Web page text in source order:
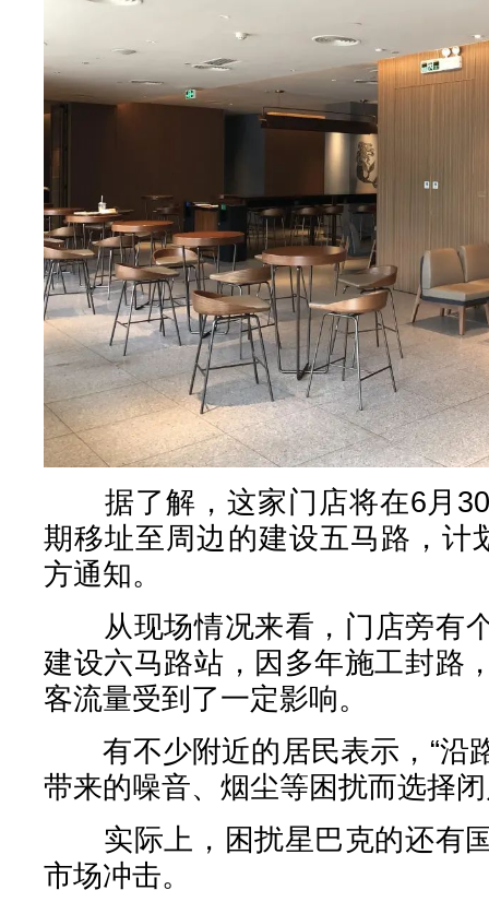
据了解，这家门店将在6月30
期移址至周边的建设五马路，计
方通知。
从现场情况来看，门店旁有
建设六马路站，因多年施工封路
客流量受到了一定影响。
有不少附近的居民表示，“沿
带来的噪音、烟尘等困扰而选择
实际上，困扰星巴克的还有
市场冲击。